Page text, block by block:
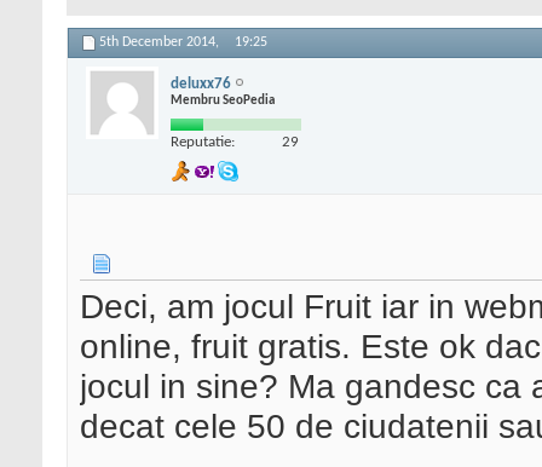
5th December 2014, 19:25
deluxx76
Membru SeoPedia
Reputatie: 29
Deci, am jocul Fruit iar in
online, fruit gratis. Este ok
jocul in sine? Ma gandesc ca
decat cele 50 de ciudatenii